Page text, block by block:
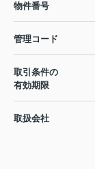
物件番号
管理コード
取引条件の
有効期限
取扱会社